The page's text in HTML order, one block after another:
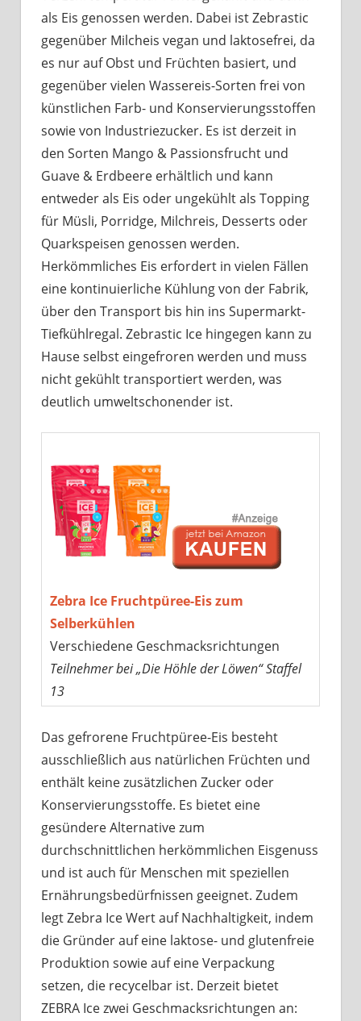
als Eis genossen werden. Dabei ist Zebrastic
gegenüber Milcheis vegan und laktosefrei, da
es nur auf Obst und Früchten basiert, und
gegenüber vielen Wassereis-Sorten frei von
künstlichen Farb- und Konservierungsstoffen
sowie von Industriezucker. Es ist derzeit in
den Sorten Mango & Passionsfrucht und
Guave & Erdbeere erhältlich und kann
entweder als Eis oder ungekühlt als Topping
für Müsli, Porridge, Milchreis, Desserts oder
Quarkspeisen genossen werden.
Herkömmliches Eis erfordert in vielen Fällen
eine kontinuierliche Kühlung von der Fabrik,
über den Transport bis hin ins Supermarkt-
Tiefkühlregal. Zebrastic Ice hingegen kann zu
Hause selbst eingefroren werden und muss
nicht gekühlt transportiert werden, was
deutlich umweltschonender ist.
Zebra Ice Fruchtpüree-Eis zum
Selberkühlen
Verschiedene Geschmacksrichtungen
Teilnehmer bei „Die Höhle der Löwen“ Staffel
13
Das gefrorene Fruchtpüree-Eis besteht
ausschließlich aus natürlichen Früchten und
enthält keine zusätzlichen Zucker oder
Konservierungsstoffe. Es bietet eine
gesündere Alternative zum
durchschnittlichen herkömmlichen Eisgenuss
und ist auch für Menschen mit speziellen
Ernährungsbedürfnissen geeignet. Zudem
legt Zebra Ice Wert auf Nachhaltigkeit, indem
die Gründer auf eine laktose- und glutenfreie
Produktion sowie auf eine Verpackung
setzen, die recycelbar ist. Derzeit bietet
ZEBRA Ice zwei Geschmacksrichtungen an: